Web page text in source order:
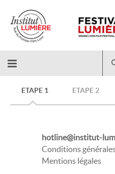
RetourETAPE 1 ETAPE 2
hotline@institut-
Conditions
Mentions légales